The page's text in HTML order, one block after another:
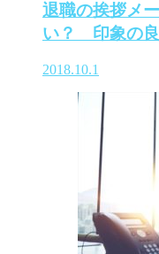
退職の挨拶メ
い？ 印象の良
2018.10.1